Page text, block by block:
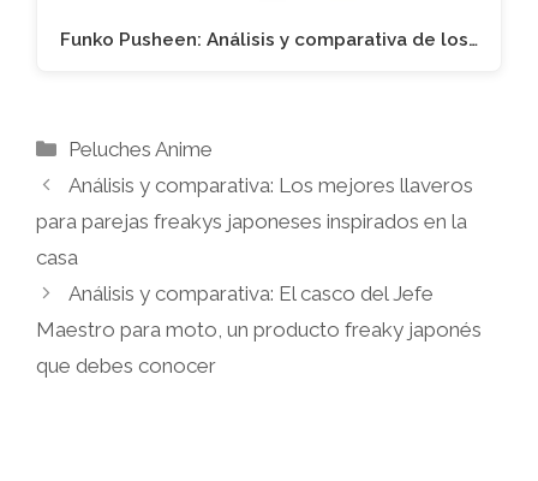
Funko Pusheen: Análisis y comparativa de los…
Categorías
Peluches Anime
Análisis y comparativa: Los mejores llaveros
para parejas freakys japoneses inspirados en la
casa
Análisis y comparativa: El casco del Jefe
Maestro para moto, un producto freaky japonés
que debes conocer